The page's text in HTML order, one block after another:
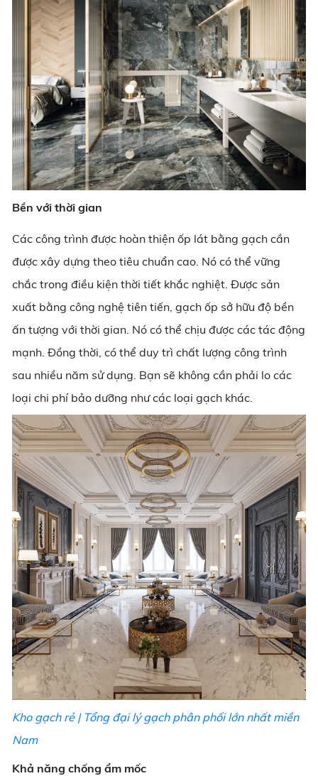
Bền với thời gian
Các công trình được hoàn thiện ốp lát bằng gạch cần
được xây dựng theo tiêu chuẩn cao. Nó có thể vững
chắc trong điều kiện thời tiết khắc nghiệt. Được sản
xuất bằng công nghệ tiên tiến, gạch ốp sở hữu độ bền
ấn tượng với thời gian. Nó có thể chịu được các tác động
mạnh. Đồng thời, có thể duy trì chất lượng công trình
sau nhiều năm sử dụng. Bạn sẽ không cần phải lo các
loại chi phí bảo dưỡng như các loại gạch khác.
Kho gạch rẻ | Tổng đại lý gạch phân phối lớn nhất miền
Nam
Khả năng chống ẩm mốc